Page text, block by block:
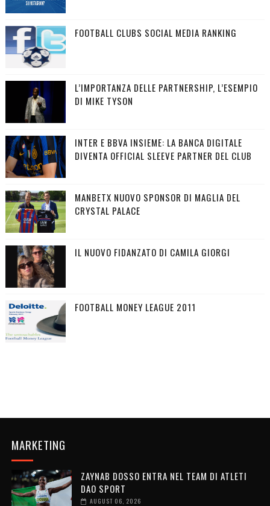
FOOTBALL CLUBS SOCIAL MEDIA RANKING
L’IMPORTANZA DELLE PARTNERSHIP, L’ESEMPIO
DI MIKE TYSON
INTER E BBVA INSIEME: LA BANCA DIGITALE
DIVENTA OFFICIAL SLEEVE PARTNER DEL CLUB
MANBETX NUOVO SPONSOR DI MAGLIA DEL
CRYSTAL PALACE
IL NUOVO FIDANZATO DI CAMILA GIORGI
FOOTBALL MONEY LEAGUE 2011
MARKETING
ZAYNAB DOSSO ENTRA NEL TEAM DI ATLETI
DAO SPORT
AUGUST 06, 2026